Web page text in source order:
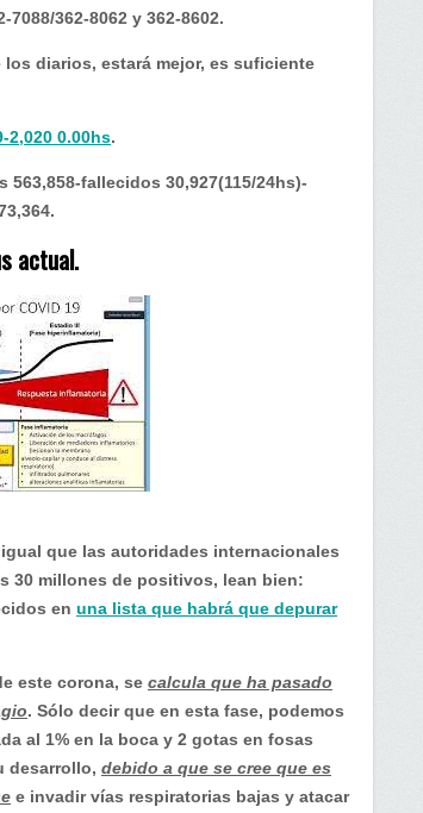
362-8062 y 362-8602.
diarios, estará mejor, es suficiente
2,020 0.00hs.
563,858-fallecidos 30,927(115/24hs)-
actual.
que las autoridades internacionales
30 millones de positivos, lean bien:
en una lista que habrá que depurar
este corona, se calcula que ha pasado
. Sólo decir que en esta fase, podemos
al 1% en la boca y 2 gotas en fosas
desarrollo, debido a que se cree que es
e invadir vías respiratorias bajas y atacar